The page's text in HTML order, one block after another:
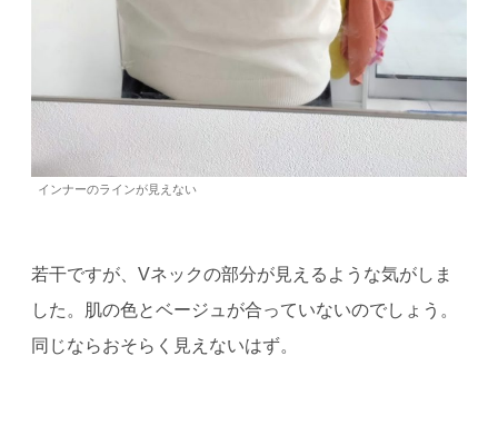
インナーのラインが見えない
若干ですが、Vネックの部分が見えるような気がしま
した。肌の色とベージュが合っていないのでしょう。
同じならおそらく見えないはず。